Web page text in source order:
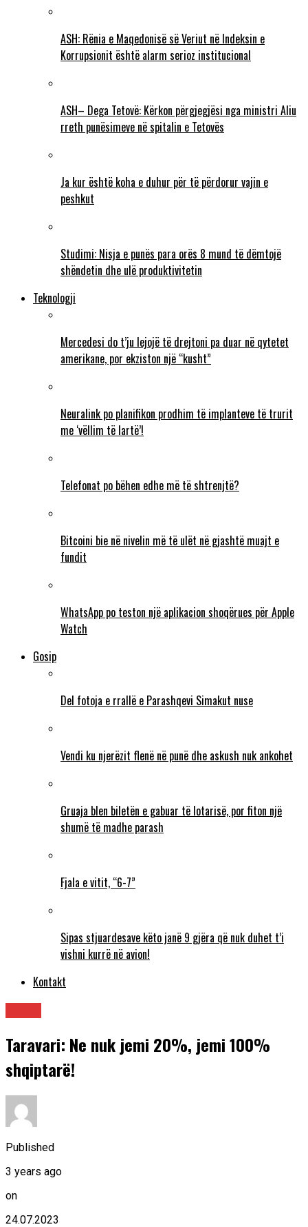
ASH: Rënia e Maqedonisë së Veriut në Indeksin e
Korrupsionit është alarm serioz institucional
ASH– Dega Tetovë: Kërkon përgjegjësi nga ministri Aliu
rreth punësimeve në spitalin e Tetovës
Ja kur është koha e duhur për të përdorur vajin e
peshkut
Studimi: Nisja e punës para orës 8 mund të dëmtojë
shëndetin dhe ulë produktivitetin
Teknologji
Mercedesi do t’ju lejojë të drejtoni pa duar në qytetet
amerikane, por ekziston një “kusht”
Neuralink po planifikon prodhim të implanteve të trurit
me ‘vëllim të lartë’!
Telefonat po bëhen edhe më të shtrenjtë?
Bitcoini bie në nivelin më të ulët në gjashtë muajt e
fundit
WhatsApp po teston një aplikacion shoqërues për Apple
Watch
Gosip
Del fotoja e rrallë e Parashqevi Simakut nuse
Vendi ku njerëzit flenë në punë dhe askush nuk ankohet
Gruaja blen biletën e gabuar të lotarisë, por fiton një
shumë të madhe parash
Fjala e vitit, “6-7”
Sipas stjuardesave këto janë 9 gjëra që nuk duhet t’i
vishni kurrë në avion!
Kontakt
Taravari: Ne nuk jemi 20%, jemi 100%
shqiptarë!
Published
3 years ago
on
24.07.2023